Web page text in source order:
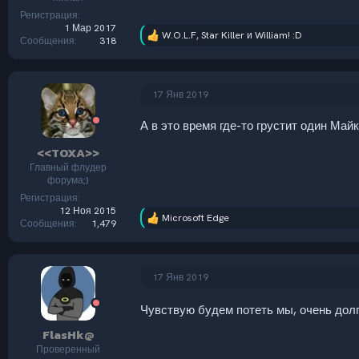
Регистрация
1 Мар 2017
Сообщения
318
Р
:
W.O.L.F,Star Killerи William! :D
<<TOXA>>
Главный флудер
форума;)
Регистрация
12 Ноя 2015
Сообщения
1,479
17 Янв 2019
А в это время где-то грустит один
Р
:
Microsoft Edge
FlasHk@
Проверенный
17 Янв 2019
Чувствую будем потеть мы, очень